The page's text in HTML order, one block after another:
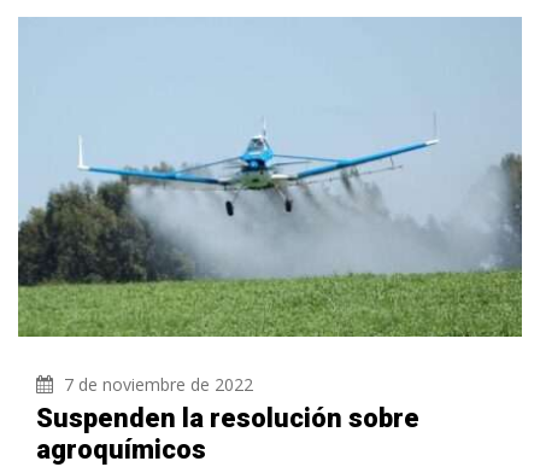
7 de noviembre de 2022
Suspenden la resolución sobre
agroquímicos